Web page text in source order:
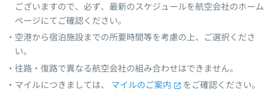
ございますので、必ず、最新のスケジュールを航空会社のホーム
ページにてご確認ください。
空港から宿泊施設までの所要時間等を考慮の上、ご選択くださ
い。
往路・復路で異なる航空会社の組み合わせはできません。
マイルにつきましては、
マイルのご案内
をご確認ください。